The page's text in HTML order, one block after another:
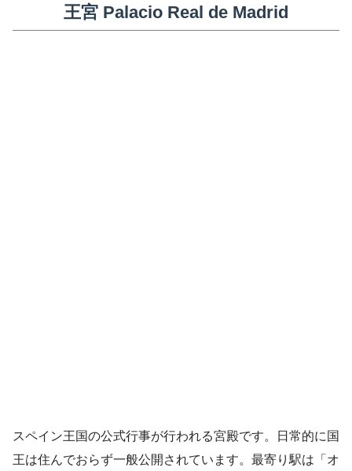
王宮 Palacio Real de Madrid
スペイン王国の公式行事が行われる宮殿です。日常的に国
王は住んでおらず一般公開されています。最寄り駅は「オ